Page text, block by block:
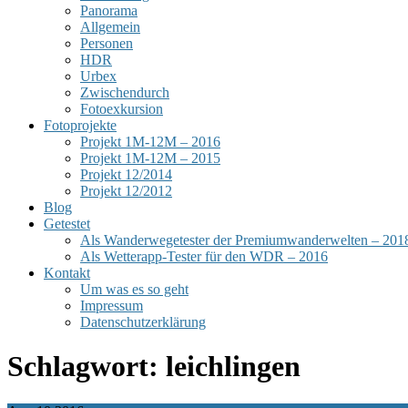
Panorama
Allgemein
Personen
HDR
Urbex
Zwischendurch
Fotoexkursion
Fotoprojekte
Projekt 1M-12M – 2016
Projekt 1M-12M – 2015
Projekt 12/2014
Projekt 12/2012
Blog
Getestet
Als Wanderwegetester der Premiumwanderwelten –
Als Wetterapp-Tester für den WDR – 2016
Kontakt
Um was es so geht
Impressum
Datenschutzerklärung
Schlagwort: leichlingen